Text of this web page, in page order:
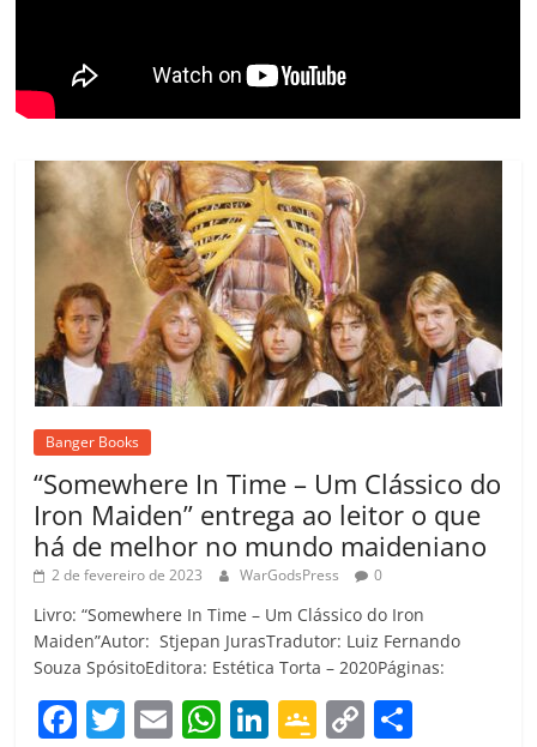
m
Banger Books
“Somewhere In Time – Um Clássico do
Iron Maiden” entrega ao leitor o que
há de melhor no mundo maideniano
2 de fevereiro de 2023 WarGodsPress 0
Livro: “Somewhere In Time – Um Clássico do Iron
Maiden”Autor: Stjepan JurasTradutor: Luiz Fernando
Souza SpósitoEditora: Estética Torta – 2020Páginas:
F T E W Li G C